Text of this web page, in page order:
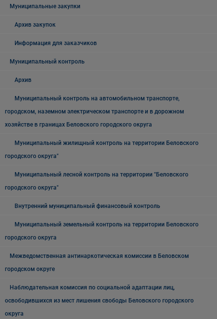
Муниципальные закупки
Архив закупок
Информация для заказчиков
Муниципальный контроль
Архив
Муниципальный контроль на автомобильном транспорте,
городском, наземном электрическом транспорте и в дорожном
хозяйстве в границах Беловского городского округа
Муниципальный жилищный контроль на территории Беловского
городского округа"
Муниципальный лесной контроль на территории "Беловского
городского округа"
Внутренний муниципальный финансовый контроль
Муниципальный земельный контроль на территории Беловского
городского округа
Межведомственная антинаркотическая комиссии в Беловском
городском округе
Наблюдательная комиссия по социальной адаптации лиц,
освободившихся из мест лишения свободы Беловского городского
округа